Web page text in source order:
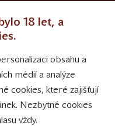
18 let, a
obsahu a
médií a analýze
cookies, které zajišťují
Nezbytné cookies
vždy.